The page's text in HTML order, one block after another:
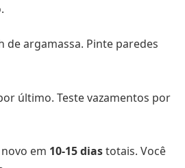
de argamassa. Pinte paredes
último. Teste vazamentos por
em 10-15 diastotais. Você